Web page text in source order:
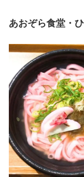
あおぞら食堂・